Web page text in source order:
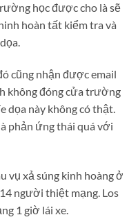
học được cho là sẽ
hoàn tất kiểm tra và
cũng nhận được email
không đóng cửa trường
dọa này không có thật.
phản ứng thái quá với
vụ xả súng kinh hoàng ở
người thiệt mạng. Los
1 giờ lái xe.